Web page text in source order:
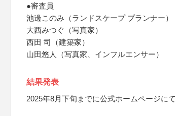
●審査員
池邊このみ（ランドスケープ プランナー）
大西みつぐ（写真家）
西田 司（建築家）
山田悠人（写真家、インフルエンサー）
結果発表
2025年8月下旬までに公式ホームページにて